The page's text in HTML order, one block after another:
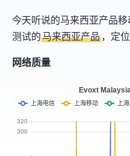
今天听说EVOXT的马来西亚产
测试Evoxt的马来西亚Premium产品，定
网络质量